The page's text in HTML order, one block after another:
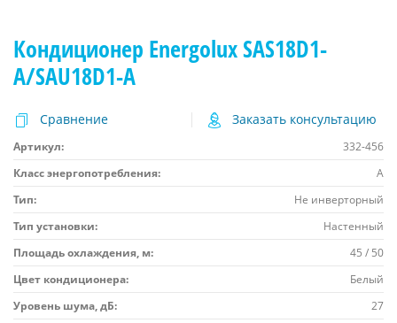
Кондиционер Energolux SAS18D1-
A/SAU18D1-A
Сравнение Заказать консультацию
Артикул:
332-456
Класс энергопотребления:
A
Тип:
Не инверторный
Тип установки:
Настенный
Площадь охлаждения, м:
45 / 50
Цвет кондиционера:
Белый
Уровень шума, дБ:
27